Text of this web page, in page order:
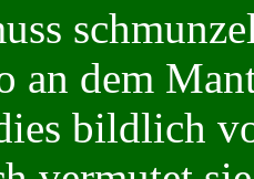
an dem
bildlich